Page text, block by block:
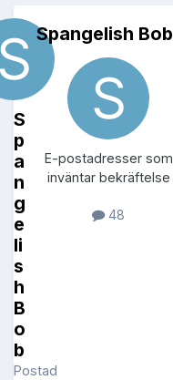
S
p
a
n
g
e
li
s
h
B
o
b
Postad
Spangelish Bob
E-postadresser som
inväntar bekräftelse
48